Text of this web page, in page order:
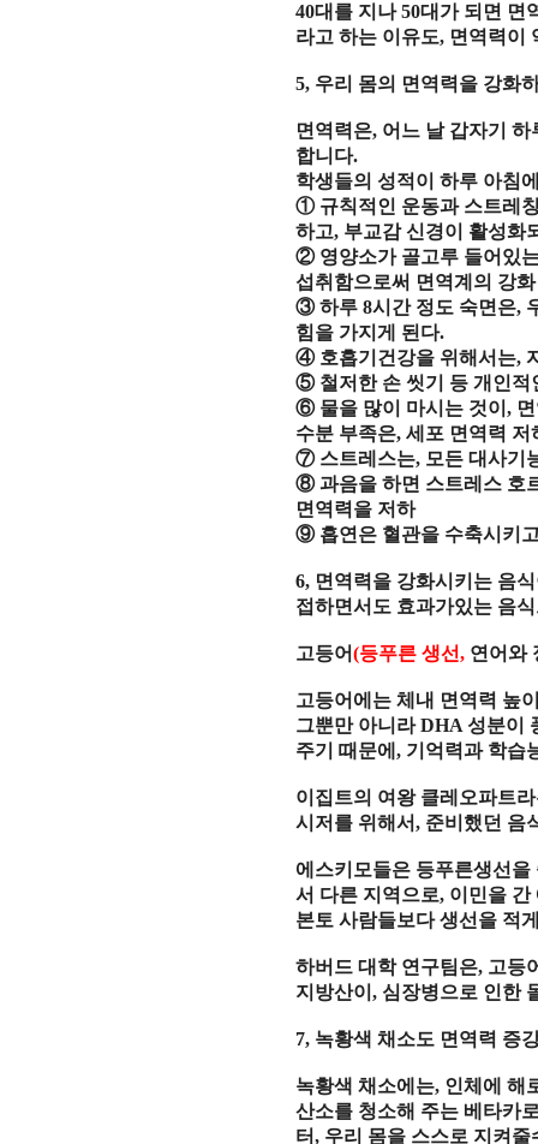
40대를 지나50대가 되면 면
라고 하는 이유도, 면역력이
5, 우리 몸의 면역력을 강화
면역력은, 어느 날 갑자기
합니다.
학생들의 성적이 하루 아침
① 규칙적인 운동과 스트레
하고, 부교감 신경이 활성화
② 영양소가 골고루 들어있
섭취함으로써 면역계의 강화
③하루8시간 정도 숙면은,
힘을 가지게 된다.
④ 호흡기건강을 위해서는,
⑤ 철저한 손 씻기 등 개인적
⑥ 물을 많이 마시는 것이,
수분 부족은,세포 면역력 저
⑦ 스트레스는, 모든 대사기
⑧과음을 하면 스트레스 호
면역력을 저하
⑨ 흡연은 혈관을 수축시키
6, 면역력을 강화시키는 음
접하면서도 효과가있는 음
고등어(등푸른 생선, 연어와
고등어에는 체내 면역력 높
그뿐만 아니라DHA 성분이
주기 때문에, 기억력과 학습
이집트의 여왕 클레오파트
시저를 위해서, 준비했던 음
에스키모들은 등푸른생선을
서 다른 지역으로, 이민을 간
본토 사람들보다 생선을 적
하버드 대학 연구팀은, 고등
지방산이, 심장병으로 인한
7, 녹황색 채소도 면역력 증
녹황색 채소에는, 인체에 해
산소를 청소해 주는 베타카
터, 우리 몸을 스스로 지켜